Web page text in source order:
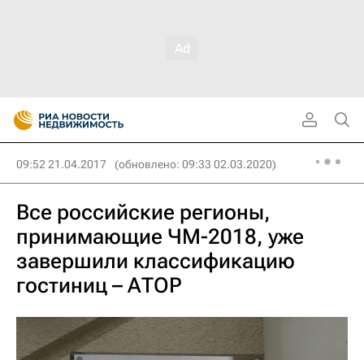
09:52 21.04.2017 (обновлено: 09:33 02.03.2020)
Все российские регионы,
принимающие ЧМ-2018, уже
завершили классификацию
гостиниц – АТОР